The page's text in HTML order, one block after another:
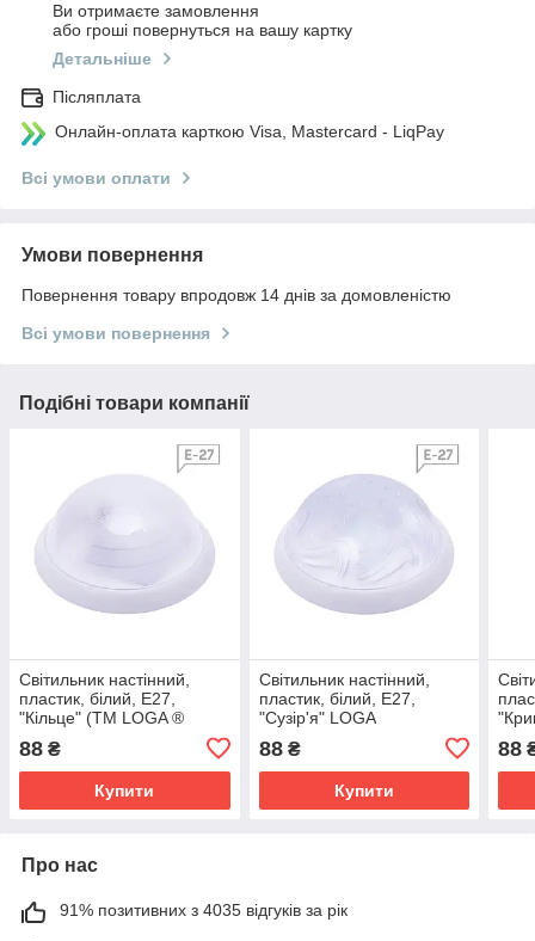
Ви отримаєте замовлення
або гроші повернуться на вашу картку
Детальніше
Післяплата
Онлайн-оплата карткою Visa, Mastercard - LiqPay
Всі умови оплати
Умови повернення
Повернення товару впродовж 14 днів за домовленістю
Всі умови повернення
Подібні товари компанії
Світильник настінний,
пластик, білий, E27,
"Кільце" (ТМ LOGA ®
88 ₴
Купити
Світильник настінний,
пластик, білий, E27,
"Сузір'я" LOGA
88₴
Купити
88
Про нас
91% позитивних з 4035 відгуків за рік